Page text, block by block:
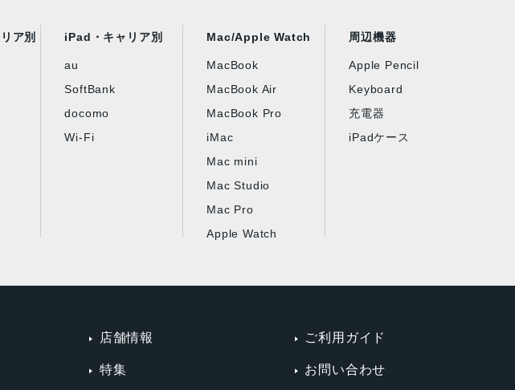
ア別 iPad・キャリア別
au
SoftBank
docomo
Wi-Fi
Mac/Apple Watch
MacBook
MacBook Air
MacBook Pro
iMac
Mac mini
Mac Studio
Mac Pro
Apple Watch
周辺機器
Apple Pencil
Keyboard
充電器
iPadケース
店舗情報
特集
ご利用ガイド
お問い合わせ